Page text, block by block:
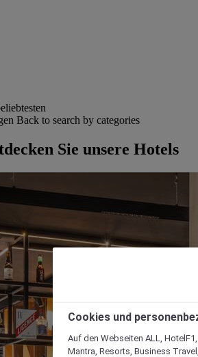
Back to search by categories
Sie unsere Hotels
Cookies und
Auf den Webseiten ALL,
Mantra, Resorts, Business